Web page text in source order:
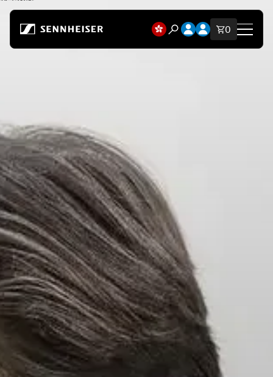
開啟搜尋模態視窗
開啟帳戶下拉選單
開啟帳戶下拉選單
購物車內
0
所有發燒級耳機
所有 Soundbars
助聽耳機
適配器與發射器
備用零件與配件
所有優惠
特賣店
企業與學生福利